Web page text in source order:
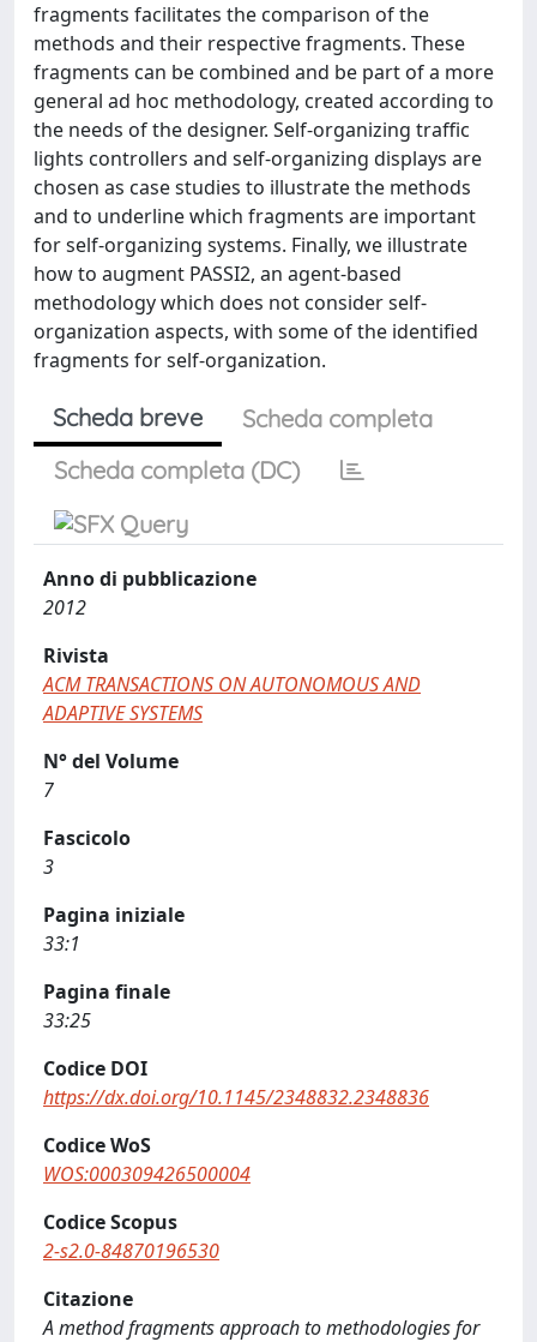
fragments facilitates the comparison of the
methods and their respective fragments. These
fragments can be combined and be part of a more
general ad hoc methodology, created according to
the needs of the designer. Self-organizing traffic
lights controllers and self-organizing displays are
chosen as case studies to illustrate the methods
and to underline which fragments are important
for self-organizing systems. Finally, we illustrate
how to augment PASSI2, an agent-based
methodology which does not consider self-
organization aspects, with some of the identified
fragments for self-organization.
Scheda breve
Scheda completa
Scheda completa (DC)
Anno di pubblicazione
2012
Rivista
ACM TRANSACTIONS ON AUTONOMOUS AND
ADAPTIVE SYSTEMS
N° del Volume
7
Fascicolo
3
Pagina iniziale
33:1
Pagina finale
33:25
Codice DOI
https://dx.doi.org/10.1145/2348832.2348836
Codice WoS
WOS:000309426500004
Codice Scopus
2-s2.0-84870196530
Citazione
A method fragments approach to methodologies for